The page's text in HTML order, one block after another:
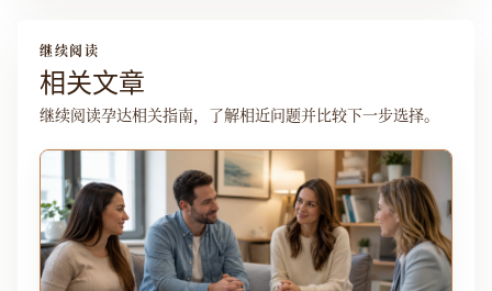
继续阅读
相关文章
继续阅读孕达相关指南，了解相近问题并比较下一步选择。